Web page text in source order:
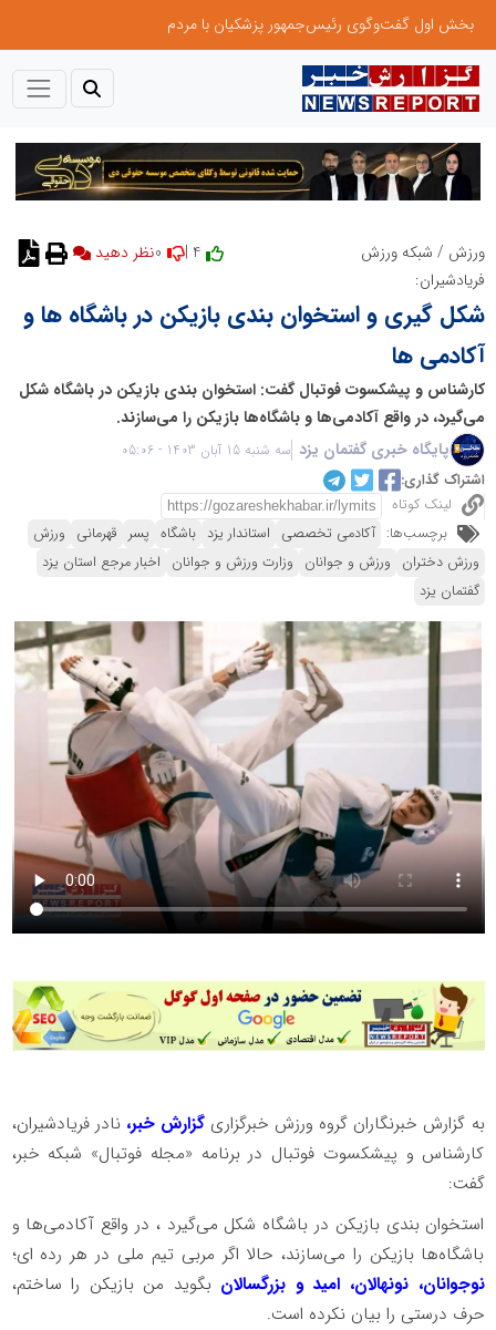
بخش اول گفت‌وگوی رئیس‌جمهور پزشکیان با مردم
ورزش / شبکه ورزش
نظر دهید
فریادشیران:
شکل گیری و استخوان بندی بازیکن در باشگاه ها و
آکادمی ها
کارشناس و پیشکسوت فوتبال گفت: استخوان بندی بازیکن در باشگاه شکل
می‌گیرد، در واقع آکادمی‌ها و باشگاه‌ها بازیکن را می‌سازند.
پایگاه خبری گفتمان یزد سه شنبه 15 آبان 1403 - 05:06
اشتراک گذاری:
لینک کوتاه
برچسب‌ها: آکادمی تخصصی استاندار یزد باشگاه پسر قهرمانی ورزش
ورزش دختران ورزش و جوانان وزارت ورزش و جوانان اخبار مرجع استان یزد
گفتمان یزد
به گزارش خبرنگاران گروه ورزش خبرگزاریگزارش خبر، نادر فریادشیران،
کارشناس و پیشکسوت فوتبال در برنامه «مجله فوتبال» شبکه خبر،
گفت:
استخوان بندی بازیکن در باشگاه شکل می‌گیرد ، در واقع آکادمی‌ها و
باشگاه‌ها بازیکن را می‌سازند، حالا اگر مربی تیم ملی در هر رده ای؛
نوجوانان، نونهالان، امید و بزرگسالان بگوید من بازیکن را ساختم،
حرف درستی را بیان نکرده است.